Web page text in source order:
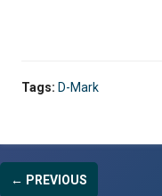
Tags: D-Mark
← PREVIOUS